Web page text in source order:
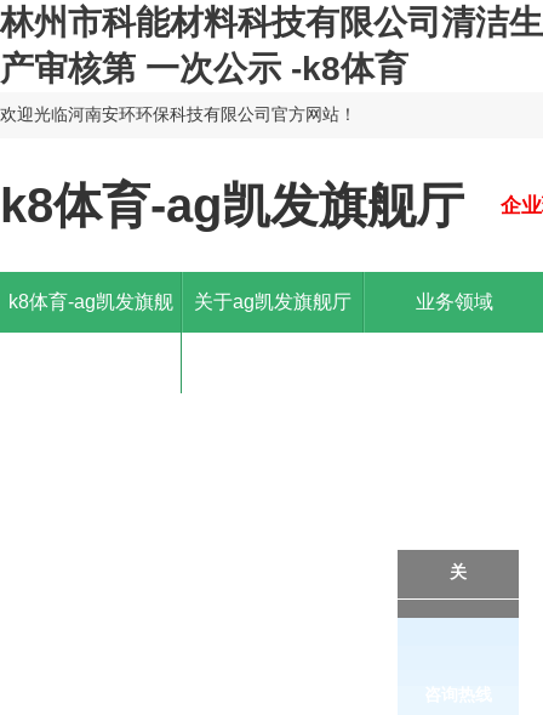
林州市科能材料科技有限公司清洁生
产审核第 一次公示 -k8体育
欢迎光临河南安环环保科技有限公司官方网站！
k8体育-ag凯发旗舰厅 企
k8体育-ag凯发旗舰 关于ag凯发旗舰厅 业务领域
关